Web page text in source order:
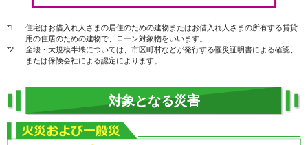
*1…
住宅はお借入れ人さまの居住のための建物またはお借入れ人さまの所有する賃貸
用の住居のための建物で、ローン対象物をいいます。
*2…
全壊・大規模半壊については、市区町村などが発行する罹災証明書による確認、
または保険会社による認定によります。
対象となる災害